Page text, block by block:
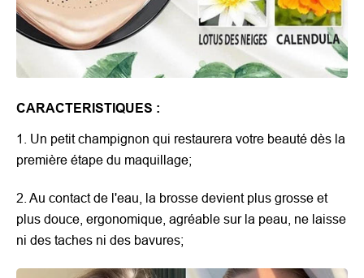
CARACTERISTIQUES :
1. Un petit champignon qui restaurera votre beauté dès la
première étape du maquillage;
2. Au contact de l'eau, la brosse devient plus grosse et
plus douce, ergonomique, agréable sur la peau, ne laisse
ni des taches ni des bavures;